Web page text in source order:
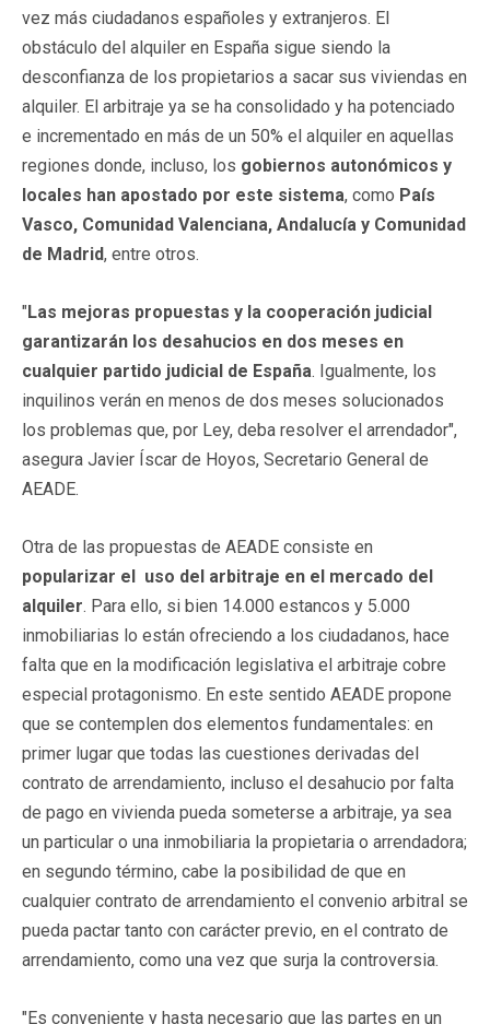
vez más ciudadanos españoles y extranjeros. El
obstáculo del alquiler en España sigue siendo la
desconfianza de los propietarios a sacar sus viviendas en
alquiler. El arbitraje ya se ha consolidado y ha potenciado
e incrementado en más de un 50% el alquiler en aquellas
regiones donde, incluso, los gobiernos autonómicos y
locales han apostado por este sistema, como País
Vasco, Comunidad Valenciana, Andalucía y Comunidad
de Madrid, entre otros.
"Las mejoras propuestas y la cooperación judicial
garantizarán los desahucios en dos meses en
cualquier partido judicial de España. Igualmente, los
inquilinos verán en menos de dos meses solucionados
los problemas que, por Ley, deba resolver el arrendador",
asegura Javier Íscar de Hoyos, Secretario General de
AEADE.
Otra de las propuestas de AEADE consiste en
popularizar el uso del arbitraje en el mercado del
alquiler. Para ello, si bien 14.000 estancos y 5.000
inmobiliarias lo están ofreciendo a los ciudadanos, hace
falta que en la modificación legislativa el arbitraje cobre
especial protagonismo. En este sentido AEADE propone
que se contemplen dos elementos fundamentales: en
primer lugar que todas las cuestiones derivadas del
contrato de arrendamiento, incluso el desahucio por falta
de pago en vivienda pueda someterse a arbitraje, ya sea
un particular o una inmobiliaria la propietaria o arrendadora;
en segundo término, cabe la posibilidad de que en
cualquier contrato de arrendamiento el convenio arbitral se
pueda pactar tanto con carácter previo, en el contrato de
arrendamiento, como una vez que surja la controversia.
"Es conveniente y hasta necesario que las partes en un